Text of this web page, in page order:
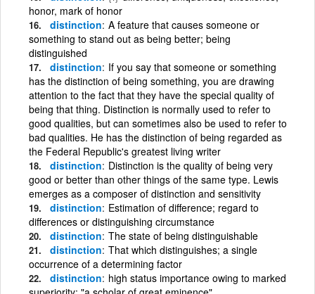
honor, mark of honor
distinction A feature that causes someone or
something to stand out as being better; being
distinguished
distinction If you say that someone or something
has the distinction of being something, you are drawing
attention to the fact that they have the special quality of
being that thing. Distinction is normally used to refer to
good qualities, but can sometimes also be used to refer to
bad qualities. He has the distinction of being regarded as
the Federal Republic's greatest living writer
distinction Distinction is the quality of being very
good or better than other things of the same type. Lewis
emerges as a composer of distinction and sensitivity
distinction Estimation of difference; regard to
differences or distinguishing circumstance
distinction The state of being distinguishable
distinction That which distinguishes; a single
occurrence of a determining factor
distinction high status importance owing to marked